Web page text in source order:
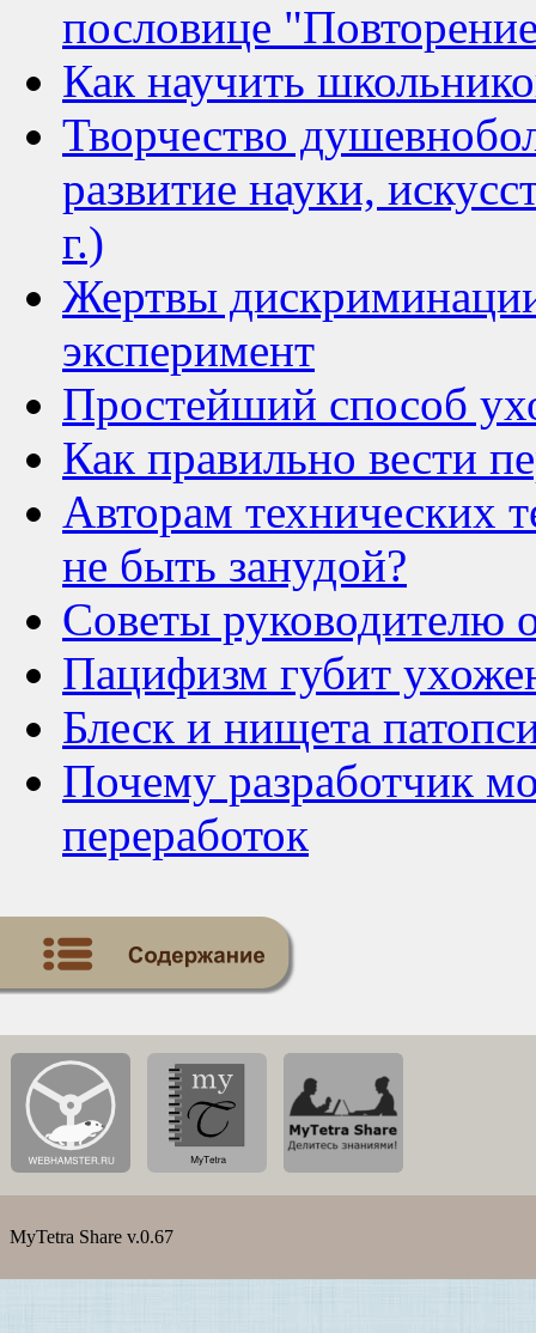
пословице
Как научить
Творчество
развитие науки,
г.)
Жертвы
эксперимент
Простейший способ
Как правильно вести
Авторам технических
не быть занудой?
Советы руководителю
Пацифизм губит
Блеск и нищета
Почему разработчик
переработок
MyTetra Share v.0.67